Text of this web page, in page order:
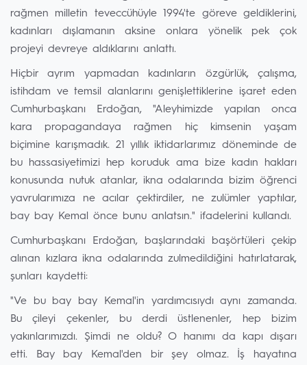
rağmen milletin teveccühüyle 1994'te göreve geldiklerini,
kadınları dışlamanın aksine onlara yönelik pek çok
projeyi devreye aldıklarını anlattı.
Hiçbir ayrım yapmadan kadınların özgürlük, çalışma,
istihdam ve temsil alanlarını genişlettiklerine işaret eden
Cumhurbaşkanı Erdoğan, "Aleyhimizde yapılan onca
kara propagandaya rağmen hiç kimsenin yaşam
biçimine karışmadık. 21 yıllık iktidarlarımız döneminde de
bu hassasiyetimizi hep koruduk ama bize kadın hakları
konusunda nutuk atanlar, ikna odalarında bizim öğrenci
yavrularımıza ne acılar çektirdiler, ne zulümler yaptılar,
bay bay Kemal önce bunu anlatsın." ifadelerini kullandı.
Cumhurbaşkanı Erdoğan, başlarındaki başörtüleri çekip
alınan kızlara ikna odalarında zulmedildiğini hatırlatarak,
şunları kaydetti:
"Ve bu bay bay Kemal'in yardımcısıydı aynı zamanda.
Bu çileyi çekenler, bu derdi üstlenenler, hep bizim
yakınlarımızdı. Şimdi ne oldu? O hanımı da kapı dışarı
etti. Bay bay Kemal'den bir şey olmaz. İş hayatına